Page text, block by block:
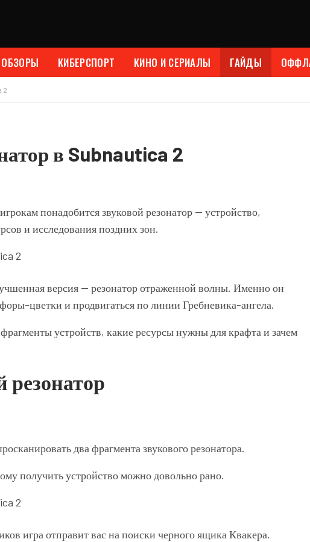
ОБЗОРЫ КИБЕРСПОРТ КИНО И СЕРИАЛЫ ГАЙДЫ
2
в Subnautica 2
игрокам понадобится звуковой резонатор — устройство,
и исследования поздних зон.
версия — резонатор отраженной волны. Именно он
цветки и продвигаться по линии Гребневика-ангела.
устройств, какие ресурсы нужны для крафта и зачем
резонатор
два фрагмента звукового резонатора.
получить устройство можно довольно рано.
игра отправит вас на поиски черного ящика Квакера.